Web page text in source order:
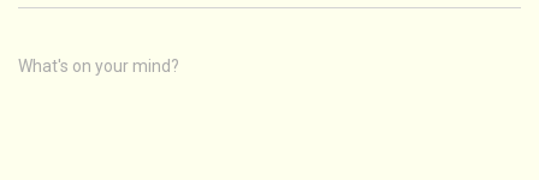
What's on your mind?